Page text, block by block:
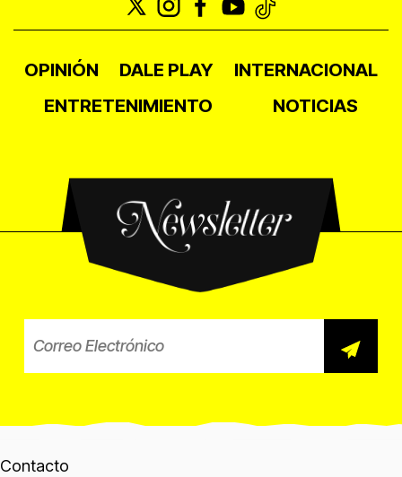
OPINIÓN DALE PLAY
INTERNACIONAL
ENTRETENIMIENTO
NOTICIAS
Newsletter
Contacto